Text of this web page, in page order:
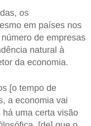
os
em países nos
de empresas
natural à
da economia.
[o tempo de
a economia vai
uma certa visão